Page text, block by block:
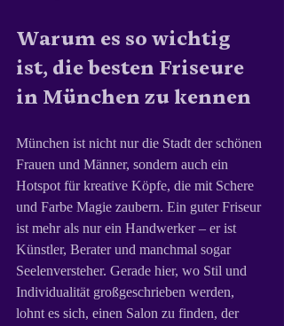
Warum es so wichtig
ist, die besten Friseure
in München zu kennen
München ist nicht nur die Stadt der schönen
Frauen und Männer, sondern auch ein
Hotspot für kreative Köpfe, die mit Schere
und Farbe Magie zaubern. Ein guter Friseur
ist mehr als nur ein Handwerker – er ist
Künstler, Berater und manchmal sogar
Seelenversteher. Gerade hier, wo Stil und
Individualität großgeschrieben werden,
lohnt es sich, einen Salon zu finden, der